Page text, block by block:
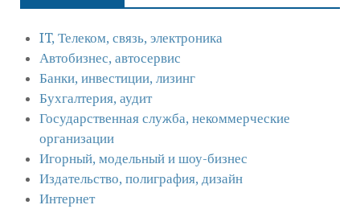
IT, Телеком, связь, электроника
Автобизнес, автосервис
Банки, инвестиции, лизинг
Бухгалтерия, аудит
Государственная служба, некоммерческие
организации
Игорный, модельный и шоу-бизнес
Издательство, полиграфия, дизайн
Интернет